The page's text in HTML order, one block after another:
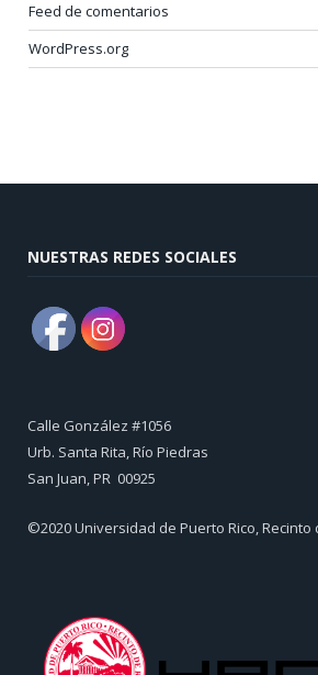
Feed de comentarios
WordPress.org
NUESTRAS REDES SOCIALES
Calle González #1056
Urb. Santa Rita, Río Piedras
​San Juan, PR 00925
©2020 Universidad de Puerto Rico, Recinto